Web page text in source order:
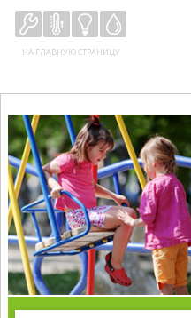
НА ГЛАВНУЮ СТРАНИЦУ